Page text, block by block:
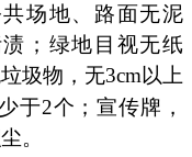
场地、路面无泥
；绿地目视无纸
圾物，无3cm以上
少于2个；宣传牌，
。